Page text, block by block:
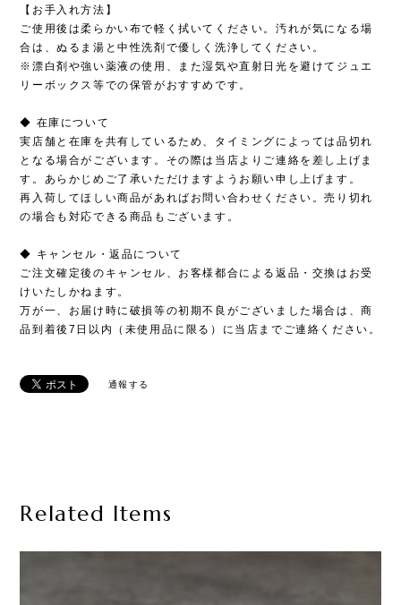
【お手入れ方法】
ご使用後は柔らかい布で軽く拭いてください。汚れが気になる場
合は、ぬるま湯と中性洗剤で優しく洗浄してください。
※漂白剤や強い薬液の使用、また湿気や直射日光を避けてジュエ
リーボックス等での保管がおすすめです。
◆ 在庫について
実店舗と在庫を共有しているため、タイミングによっては品切れ
となる場合がございます。その際は当店よりご連絡を差し上げま
す。あらかじめご了承いただけますようお願い申し上げます。
再入荷してほしい商品があればお問い合わせください。売り切れ
の場合も対応できる商品もございます。
◆ キャンセル・返品について
ご注文確定後のキャンセル、お客様都合による返品・交換はお受
けいたしかねます。
万が一、お届け時に破損等の初期不良がございました場合は、商
品到着後7日以内（未使用品に限る）に当店までご連絡ください。
通報する
Related Items